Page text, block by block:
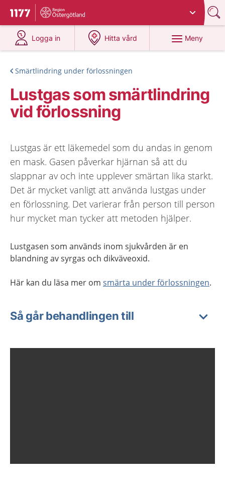
Till startsidan för 1177
Du har valt region
Logga in
på 1177.se
Hitta vård
på 1177.se
Meny
Smärtlindring under förlossningen
Lustgas som smärtlindring
vid förlossning
Lustgas är ett läkemedel som du andas in genom
en mask. Gasen påverkar hjärnan så att du
slappnar av och inte upplever smärtan lika starkt.
Det är mycket vanligt att använda lustgas under
en förlossning. Det varierar från person till person
hur mycket man tycker att metoden hjälper.
Lustgasen som används inom sjukvården är en
blandning av syrgas och dikväveoxid.
Här kan du läsa mer om smärta under förlossningen.
Så går behandlingen till